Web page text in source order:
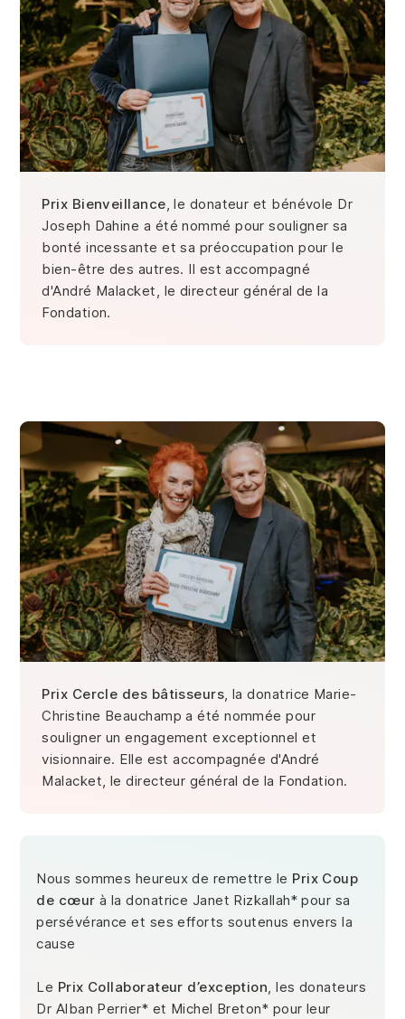
Prix Bienveillance , le donateur et bénévole Dr
Joseph Dahine a été nommé pour souligner sa
bonté incessante et sa préoccupation pour le
bien-être des autres. Il est accompagné
d'André Malacket, le directeur général de la
Fondation.
Prix Cercle des bâtisseurs , la donatrice Marie-
Christine Beauchamp a été nommée pour
souligner un engagement exceptionnel et
visionnaire. Elle est accompagnée d'André
Malacket, le directeur général de la Fondation.
Nous sommes heureux de remettre le Prix Coup
de cœurà la donatrice Janet Rizkallah* pour sa
persévérance et ses efforts soutenus envers la
cause
Le Prix Collaborateur d’exception , les donateurs
Dr Alban Perrier* et Michel Breton* pour leur